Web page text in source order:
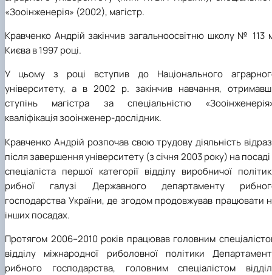
«Зооінженерія» (2002), магістр.
Кравченко Андрій закінчив загальноосвітню школу № 113
Києва в 1997 році.
У цьому з році вступив до
Національного
університету, а в 2002 р. закінчив навчання,
ступінь магістра за спеціальністю
кваліфікація зооінженер-дослідник.
Кравченко Андрій розпочав свою трудову діяльність
після завершення університету (з січня 2003 року) на посаді
спеціаліста першої категорії відділу виробничої
рибної галузі Державного департаменту
господарства України, де згодом продовжував працювати
інших посадах.
Протягом 2006–2010 років працював головним
відділу міжнародної риболовної політики
рибного господарства, головним спеціалістом